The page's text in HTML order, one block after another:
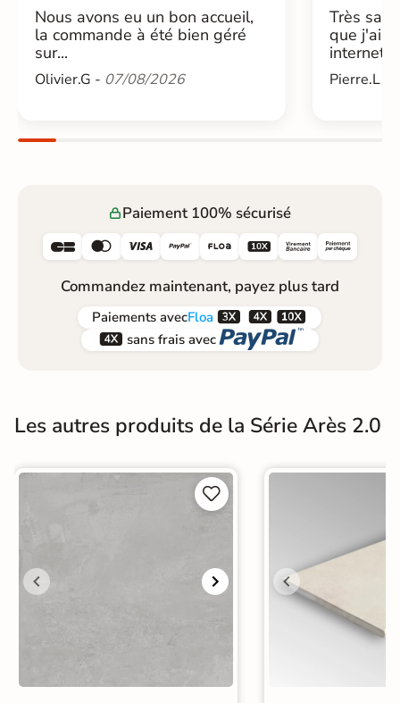
Nous avons eu un bon accueil,
la commande à été bien géré
sur...
Olivier.G - 07/08/2026
Très
que j'ai
internet....
Pierre.L -
Paiement 100% sécurisé
     
Commandez maintenant, payez plus tard
Paiements avecFloa  
 sans frais avec 
Les autres produits de la Série Arès 2.0

